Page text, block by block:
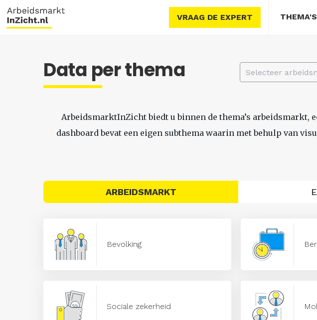
VRAAG DE EXPERT THEMA'S
Data per thema
ArbeidsmarktInZicht biedt u binnen de thema’s
dashboard bevat een eigen subthema waarin met behulp van
ARBEIDSMARKT
Bevolking
Sociale zekerheid